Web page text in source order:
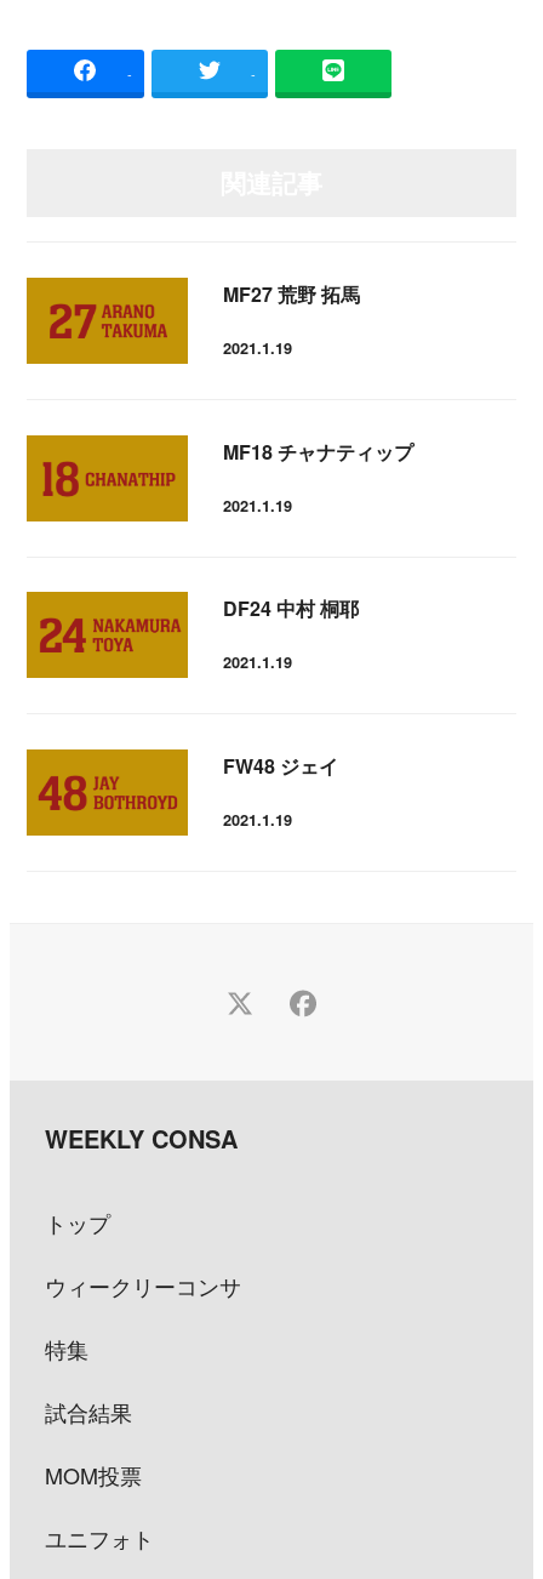
- -
MF27 荒野 拓馬
投稿日
2021.1.19
MF18 チャナティップ
投稿日
2021.1.19
DF24 中村 桐耶
投稿日
2021.1.19
FW48 ジェイ
投稿日
2021.1.19
TwitterFacebook
トップ
ウィークリーコンサ
特集
試合結果
MOM投票
ユニフォト